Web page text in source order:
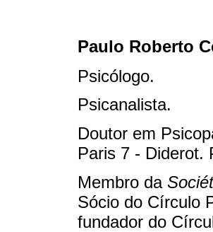
Paulo Roberto
Psicólogo.
Psicanalista.
Doutor em
Paris 7 - Diderot.
Membro da
Sócio do Círculo
fundador do